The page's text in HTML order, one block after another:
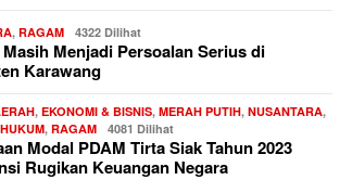
, RAGAM 4322 Dilihat
Menjadi Persoalan Serius di
Karawang
, EKONOMI & BISNIS, MERAH PUTIH, NUSANTARA,
, RAGAM 4081 Dilihat
Modal PDAM Tirta Siak Tahun 2023
Rugikan Keuangan Negara